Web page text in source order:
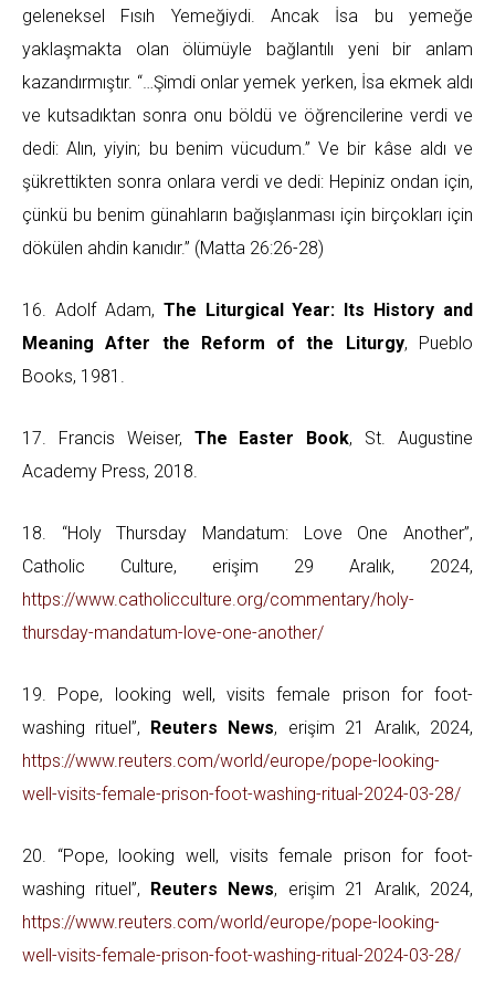
geleneksel Fısıh Yemeğiydi. Ancak İsa bu yemeğe
yaklaşmakta olan ölümüyle bağlantılı yeni bir anlam
kazandırmıştır. “…Şimdi onlar yemek yerken, İsa ekmek aldı
ve kutsadıktan sonra onu böldü ve öğrencilerine verdi ve
dedi: Alın, yiyin; bu benim vücudum.” Ve bir kâse aldı ve
şükrettikten sonra onlara verdi ve dedi: Hepiniz ondan için,
çünkü bu benim günahların bağışlanması için birçokları için
dökülen ahdin kanıdır.” (Matta 26:26-28)
16. Adolf Adam, The Liturgical Year: Its History and
Meaning After the Reform of the Liturgy, Pueblo
Books, 1981.
17. Francis Weiser, The Easter Book, St. Augustine
Academy Press, 2018.
18. “Holy Thursday Mandatum: Love One Another”,
Catholic Culture, erişim 29 Aralık, 2024,
https://www.catholicculture.org/commentary/holy-
thursday-mandatum-love-one-another/
19. Pope, looking well, visits female prison for foot-
washing rituel”,
Reuters News, erişim 21 Aralık, 2024,
https://www.reuters.com/world/europe/pope-looking-
well-visits-female-prison-foot-washing-ritual-2024-03-28/
20. “Pope, looking well, visits female prison for foot-
washing rituel”,
Reuters News, erişim 21 Aralık, 2024,
https://www.reuters.com/world/europe/pope-looking-
well-visits-female-prison-foot-washing-ritual-2024-03-28/